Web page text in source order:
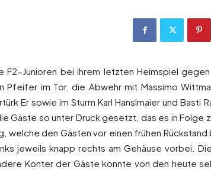
F2-Junioren bei ihrem letzten Heimspiel
Pfeifer im Tor, die Abwehr mit Massimo
Er sowie im Sturm Karl Hanslmaier und
Gäste so unter Druck gesetzt, das es in Folge
welche den Gästen vor einen frühen
jeweils knapp rechts am Gehäuse vorbei.
Konter der Gäste konnte von den heute